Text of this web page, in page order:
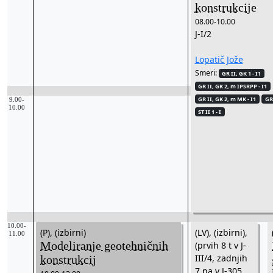
9.00-
10.00
10.00-
11.00
(P), (izbirni)
Modeliranje geotehničnih
konstrukcij
konstrukcije
08.00-10.00
J-I/2
Lopatič Jože
Smeri:
GR II, GK 1 - I1
GR II, GK 2, m IPSRPP - I1
GR II, GK 2, m MK - I1
ST II 1 - I
(LV), (izbirni),
(prvih 8 t v J-
III/4, zadnjih